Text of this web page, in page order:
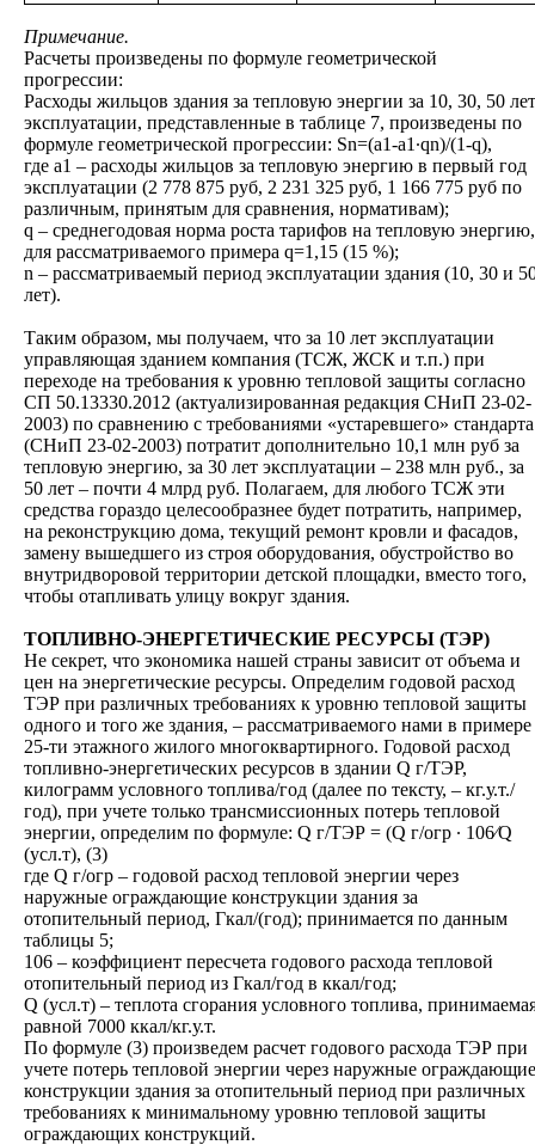
Примечание.
Расчеты произведены по формуле геометрической
прогрессии:
Расходы жильцов здания за тепловую энергии за 10, 30, 50 лет
эксплуатации, представленные в таблице 7, произведены по
формуле геометрической прогрессии: Sn=(a1-a1∙qn)/(1-q),
где a1 – расходы жильцов за тепловую энергию в первый год
эксплуатации (2 778 875 руб, 2 231 325 руб, 1 166 775 руб по
различным, принятым для сравнения, нормативам);
q – среднегодовая норма роста тарифов на тепловую энергию,
для рассматриваемого примера q=1,15 (15 %);
n – рассматриваемый период эксплуатации здания (10, 30 и
лет).
Таким образом, мы получаем, что за 10 лет эксплуатации
управляющая зданием компания (ТСЖ, ЖСК и т.п.) при
переходе на требования к уровню тепловой защиты согласно
СП 50.13330.2012 (актуализированная редакция СНиП 23-02-
2003) по сравнению с требованиями «устаревшего» стандарта
(СНиП 23-02-2003) потратит дополнительно 10,1 млн руб за
тепловую энергию, за 30 лет эксплуатации – 238 млн руб., за
50 лет – почти 4 млрд руб. Полагаем, для любого ТСЖ эти
средства гораздо целесообразнее будет потратить, например,
на реконструкцию дома, текущий ремонт кровли и фасадов,
замену вышедшего из строя оборудования, обустройство во
внутридворовой территории детской площадки, вместо того,
чтобы отапливать улицу вокруг здания.
ТОПЛИВНО-ЭНЕРГЕТИЧЕСКИЕ РЕСУРСЫ (ТЭР)
Не секрет, что экономика нашей страны зависит от объема и
цен на энергетические ресурсы. Определим годовой расход
ТЭР при различных требованиях к уровню тепловой защиты
одного и того же здания, – рассматриваемого нами в примере
25-ти этажного жилого многоквартирного. Годовой расход
топливно-энергетических ресурсов в здании Q г/ТЭР,
килограмм условного топлива/год (далее по тексту, – кг.у.т./
год), при учете только трансмиссионных потерь тепловой
энергии, определим по формуле: Q г/ТЭР = (Q г/огр ∙ 106⁄Q
(усл.т), (3)
где Q г/огр – годовой расход тепловой энергии через
наружные ограждающие конструкции здания за
отопительный период, Гкал/(год); принимается по данным
таблицы 5;
106 – коэффициент пересчета годового расхода тепловой
отопительный период из Гкал/год в ккал/год;
Q (усл.т) – теплота сгорания условного топлива,
равной 7000 ккал/кг.у.т.
По формуле (3) произведем расчет годового расхода ТЭР при
учете потерь тепловой энергии через наружные ограждающие
конструкции здания за отопительный период при различных
требованиях к минимальному уровню тепловой защиты
ограждающих конструкций.